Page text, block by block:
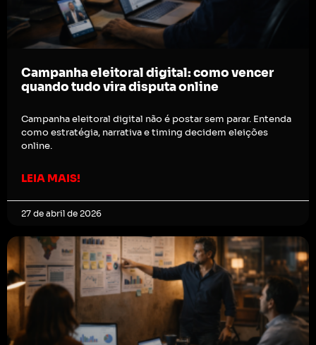
Campanha eleitoral digital: como vencer
quando tudo vira disputa online
Campanha eleitoral digital não é postar sem parar. Entenda
como estratégia, narrativa e timing decidem eleições
online.
LEIA MAIS!
27 de abril de 2026